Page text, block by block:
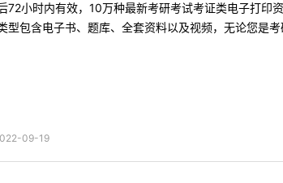
72小时内有效，10万种最新考研考试考证类电子打
型包含电子书、题库、全套资料以及视频，无论您是
09-19